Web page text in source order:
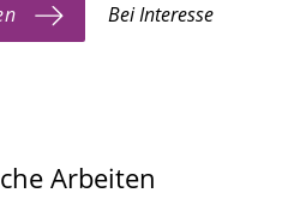
Bei Interesse
Arbeiten